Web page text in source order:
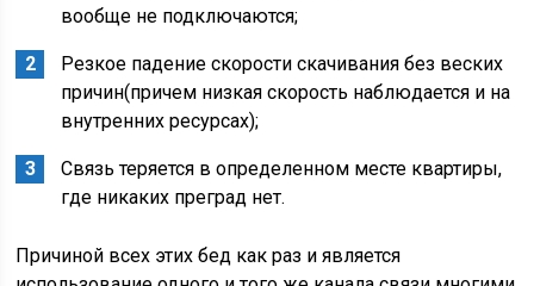
вообще не подключаются;
Резкое падение скорости скачивания без веских
причин(причем низкая скорость наблюдается и на
внутренних ресурсах);
Связь теряется в определенном месте квартиры,
где никаких преград нет.
Причиной всех этих бед как раз и является